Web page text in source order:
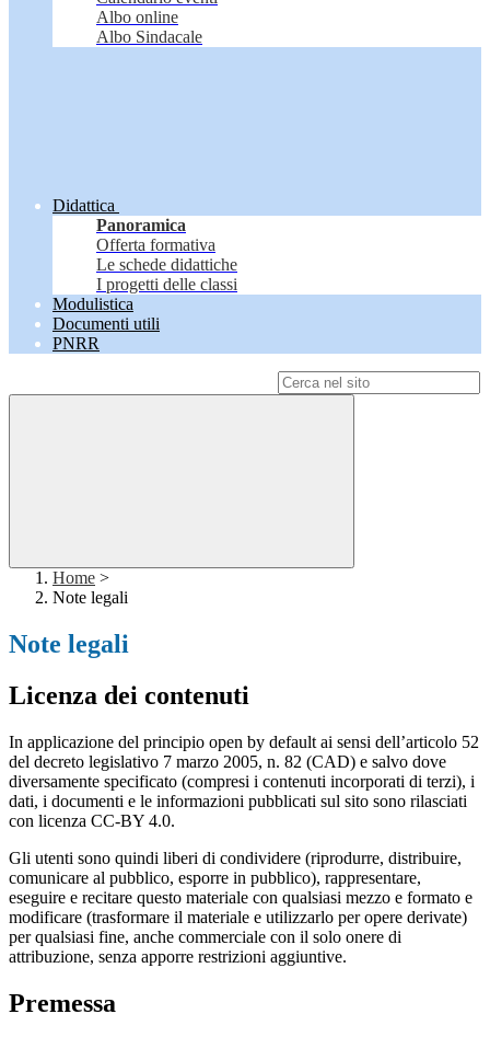
Albo online
Albo Sindacale
Didattica
Panoramica
Offerta formativa
Le schede didattiche
I progetti delle classi
Modulistica
Documenti utili
PNRR
Home >
Note legali
Note legali
Licenza dei contenuti
In applicazione del principio open by default ai sensi dell’articolo 52
del decreto legislativo 7 marzo 2005, n. 82 (CAD) e salvo dove
diversamente specificato (compresi i contenuti incorporati di terzi), i
dati, i documenti e le informazioni pubblicati sul sito sono rilasciati
con licenza CC-BY 4.0.
Gli utenti sono quindi liberi di condividere (riprodurre, distribuire,
comunicare al pubblico, esporre in pubblico), rappresentare,
eseguire e recitare questo materiale con qualsiasi mezzo e formato e
modificare (trasformare il materiale e utilizzarlo per opere derivate)
per qualsiasi fine, anche commerciale con il solo onere di
attribuzione, senza apporre restrizioni aggiuntive.
Premessa